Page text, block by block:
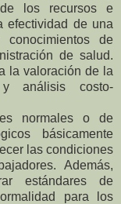
de los recursos e
efectividad de una
de
de salud.
la valoración de la
y análisis costo-
normales o de
básicamente
las condiciones
Además,
estándares de
para los